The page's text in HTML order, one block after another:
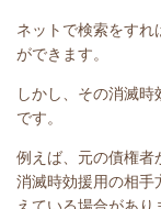
ネットで検索をすれ
ができます。
しかし、その消滅
です。
例えば、元の債権者
消滅時効援用の相手
えている場合があり